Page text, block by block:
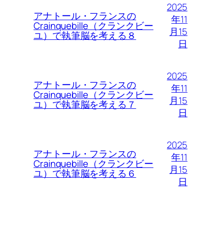
アナトール・フランスの
Crainquebille（クランクビー
ユ）で執筆脳を考える８
2025
年11
月15
日
アナトール・フランスの
Crainquebille（クランクビー
ユ）で執筆脳を考える７
2025
年11
月15
日
アナトール・フランスの
Crainquebille（クランクビー
ユ）で執筆脳を考える６
2025
年11
月15
日